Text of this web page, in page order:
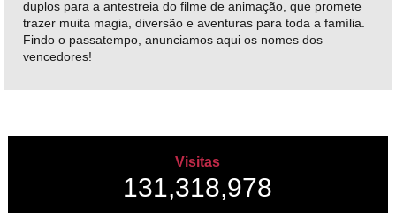
duplos para a antestreia do filme de animação, que promete
trazer muita magia, diversão e aventuras para toda a família.
Findo o passatempo, anunciamos aqui os nomes dos
vencedores!
Visitas
131,318,978